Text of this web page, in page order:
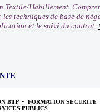
Textile/Habillement.
techniques de base de
et le suivi du contrat.
BTP • FORMATION SECURITE
PUBLICS